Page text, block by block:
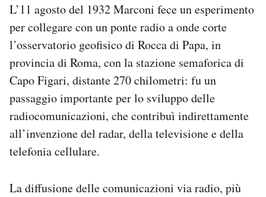
L’11 agosto del 1932 Marconi fece un esperimento
per collegare con un ponte radio a onde corte
l’osservatorio geofisico di Rocca di Papa, in
provincia di Roma, con la stazione semaforica di
Capo Figari, distante 270 chilometri: fu un
passaggio importante per lo sviluppo delle
radiocomunicazioni, che contribuì indirettamente
all’invenzione del radar, della televisione e della
telefonia cellulare.
La diffusione delle comunicazioni via radio, più